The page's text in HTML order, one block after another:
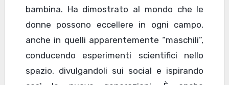
bambina. Ha dimostrato al mondo che le
donne possono eccellere in ogni campo,
anche in quelli apparentemente “maschili”,
conducendo esperimenti scientifici nello
spazio, divulgandoli sui social e ispirando